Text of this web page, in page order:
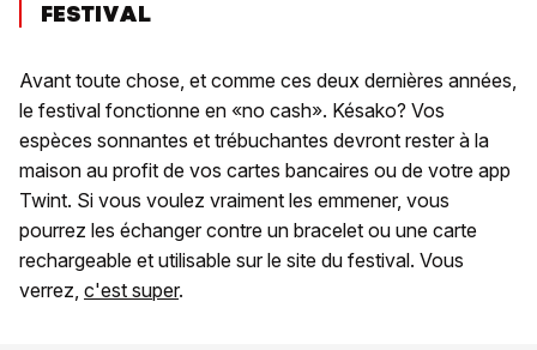
FESTIVAL
Avant toute chose, et comme ces deux dernières années,
le festival fonctionne en «no cash». Késako? Vos
espèces sonnantes et trébuchantes devront rester à la
maison au profit de vos cartes bancaires ou de votre app
Twint. Si vous voulez vraiment les emmener, vous
pourrez les échanger contre un bracelet ou une carte
rechargeable et utilisable sur le site du festival. Vous
verrez, c'est super.